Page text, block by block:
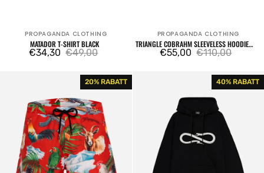
Verkäufer:
PROPAGANDA CLOTHING
MATADOR T-SHIRT BLACK
Verkaufspreis
€34,30
Regulärer
Preis
€49,00
Verkäufer:
PROPAGANDA CLOTHING
TRIANGLE COBRAHM SLEEVELESS HOODIE
Verkaufspreis
€55,00
Regulärer
Preis
€110,00
20% RABATT Snake
Logo
40% RABATT